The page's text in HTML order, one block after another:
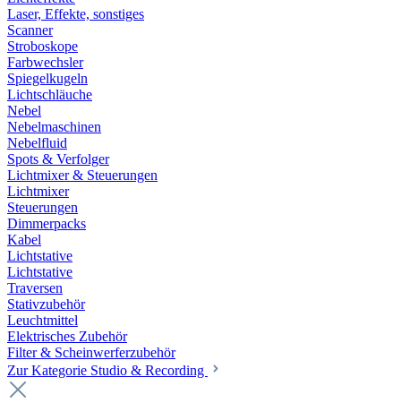
Laser, Effekte, sonstiges
Scanner
Stroboskope
Farbwechsler
Spiegelkugeln
Lichtschläuche
Nebel
Nebelmaschinen
Nebelfluid
Spots & Verfolger
Lichtmixer & Steuerungen
Lichtmixer
Steuerungen
Dimmerpacks
Kabel
Lichtstative
Lichtstative
Traversen
Stativzubehör
Leuchtmittel
Elektrisches Zubehör
Filter & Scheinwerferzubehör
Zur Kategorie Studio & Recording